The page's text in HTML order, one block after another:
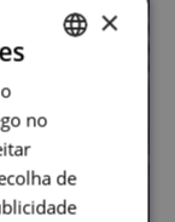
ENGLISH
×
no
de